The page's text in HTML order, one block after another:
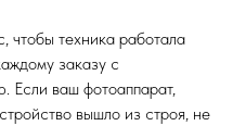
техника работала
заказу с
Если ваш фотоаппарат,
вышло из строя, не